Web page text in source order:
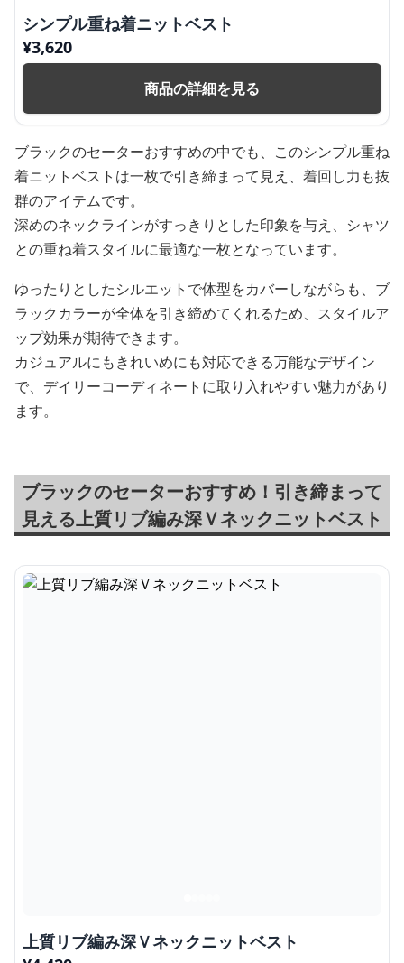
シンプル重ね着ニットベスト
¥3,620
商品の詳細を見る
ブラックのセーターおすすめの中でも、このシンプル重ね
着ニットベストは一枚で引き締まって見え、着回し力も抜
群のアイテムです。
深めのネックラインがすっきりとした印象を与え、シャツ
との重ね着スタイルに最適な一枚となっています。
ゆったりとしたシルエットで体型をカバーしながらも、ブ
ラックカラーが全体を引き締めてくれるため、スタイルア
ップ効果が期待できます。
カジュアルにもきれいめにも対応できる万能なデザイン
で、デイリーコーディネートに取り入れやすい魅力があり
ます。
ブラックのセーターおすすめ！引き締まって
見える上質リブ編み深Ｖネックニットベスト
上質リブ編み深Ｖネックニットベスト